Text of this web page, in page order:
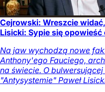
Cejrowski: Wreszcie
Lisicki: Sypie się opowieść
Na jaw wychodzą nowe
Anthony'ego Fauciego,
na świecie. O
"Antysystemie" Paweł